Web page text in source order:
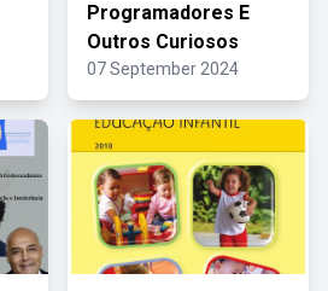
Programadores E
Outros Curiosos
07 September 2024